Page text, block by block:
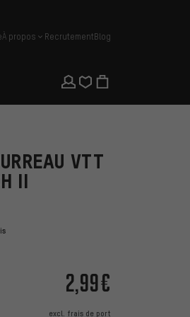
À propos RecrutementBlog
VTT
II
2,99€
excl. frais de port